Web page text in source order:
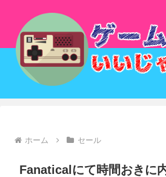
ホーム セール
Fanaticalにて時間おきに